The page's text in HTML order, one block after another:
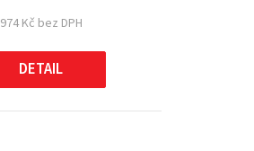
974 Kč bez DPH
DETAIL